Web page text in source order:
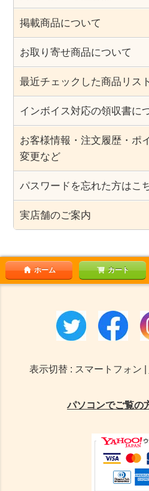
掲載商品について
お取り寄せ商品について
最近チェックした商品リスト
インボイス対応の領収書に
お客様情報・注文履歴・ポ
変更など
パスワードを忘れた方はこ
実店舗のご案内
ホーム カート
表示切替 : スマートフォン |
パソコンでご覧の